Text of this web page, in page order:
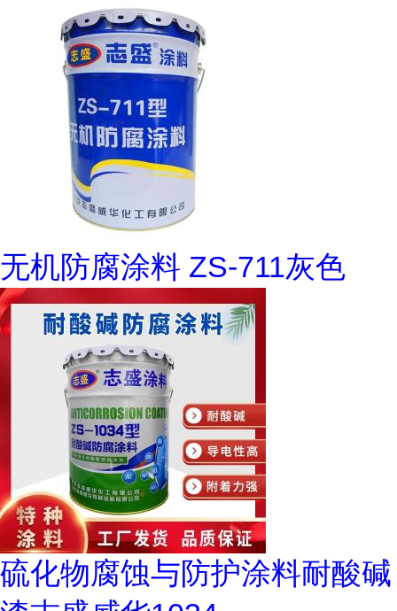
无机防腐涂料 ZS-711灰色
硫化物腐蚀与防护涂料耐酸碱